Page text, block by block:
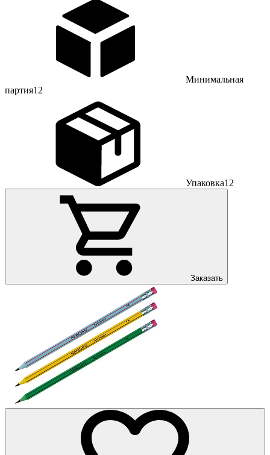
Минимальная
партия12
Упаковка12
Заказать